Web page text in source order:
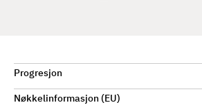
Progresjon
Nøkkelinformasjon (EU)